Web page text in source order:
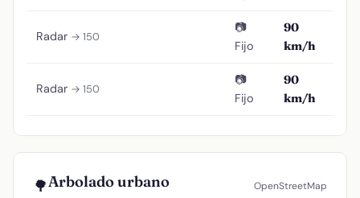
Radar → 150
📷
Fijo
90
km/h
Radar → 150
📷
Fijo
90
km/h
🌳Arbolado urbano OpenStreetMap